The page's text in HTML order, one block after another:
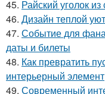
45. Райский уголок
46. Дизайн теплой
47. Событие для
даты и билеты
48. Как превратить
интерьерный элемент
49. Современный